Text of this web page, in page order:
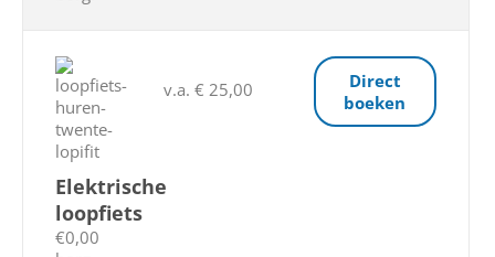
Elektrische
loopfiets
€0,00
v.a. € 25,00
Direct
boeken